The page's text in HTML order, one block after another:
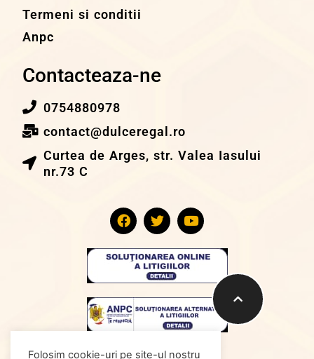
Termeni si conditii
Anpc
Contacteaza-ne
0754880978
contact@dulceregal.ro
Curtea de Arges, str. Valea Iasului
nr.73 C
Folosim cookie-uri pe site-ul nostru